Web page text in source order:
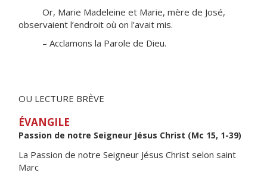
Or, Marie Madeleine et Marie, mère de José,
observaient l’endroit où on l’avait mis.
– Acclamons la Parole de Dieu.
OU LECTURE BRÈVE
ÉVANGILE
Passion de notre Seigneur Jésus Christ (Mc 15, 1-39)
La Passion de notre Seigneur Jésus Christ selon saint
Marc